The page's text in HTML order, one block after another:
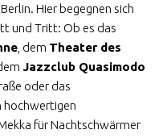
Hier begegnen sich
und Tritt: Ob es das
, dem Theater des
Jazzclub Quasimodo
oder das
hochwertigen
Mekka für Nachtschwärmer